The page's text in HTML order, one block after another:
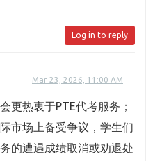
Log in to reply
Mar 23, 2026, 11:00 AM
更热衷于PTE代考服务；
市场上备受争议，学生们
的遭遇成绩取消或劝退处